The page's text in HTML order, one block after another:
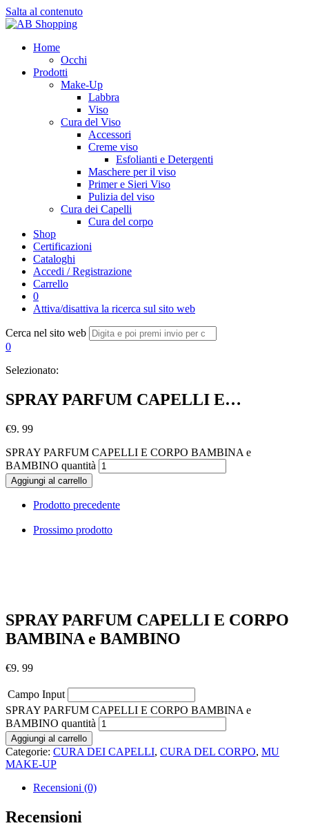
Salta al contenuto
Home
Occhi
Prodotti
Make-Up
Labbra
Viso
Cura del Viso
Accessori
Creme viso
Esfolianti e Detergenti
Maschere per il viso
Primer e Sieri Viso
Pulizia del viso
Cura dei Capelli
Cura del corpo
Shop
Certificazioni
Cataloghi
Accedi / Registrazione
Carrello
0
Attiva/disattiva la ricerca sul sito web
Cerca nel sito web
0
Selezionato:
SPRAY PARFUM CAPELLI E…
€9. 99
SPRAY PARFUM CAPELLI E CORPO BAMBINA e
BAMBINO quantità
Aggiungi al carrello
Prodotto precedente
Prossimo prodotto
SPRAY PARFUM CAPELLI E CORPO
BAMBINA e BAMBINO
€9. 99
Campo Input
SPRAY PARFUM CAPELLI E CORPO BAMBINA e
BAMBINO quantità
Aggiungi al carrello
Categorie: CURA DEI CAPELLI, CURA DEL CORPO, MU
MAKE-UP
Recensioni (0)
Recensioni